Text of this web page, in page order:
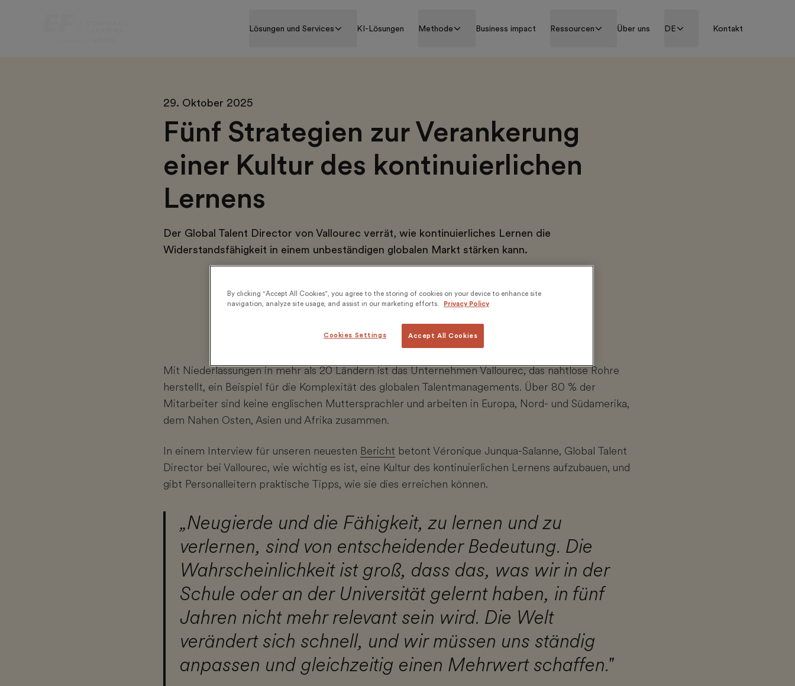
Lösungen und Services KI-Lösungen Methode Business impact Ressourcen Über uns DE Kontakt
29. Oktober 2025
Fünf Strategien zur Verankerung
einer Kultur des kontinuierlichen
Lernens
Der Global Talent Director von Vallourec verrät, wie kontinuierliches Lernen die
Widerstandsfähigkeit in einem unbeständigen globalen Markt stärken kann.
Mit Niederlassungen in mehr als 20 Ländern ist das Unternehmen Vallourec, das nahtlose Rohre
herstellt, ein Beispiel für die Komplexität des globalen Talentmanagements. Über 80 % der
Mitarbeiter sind keine englischen Muttersprachler und arbeiten in Europa, Nord- und Südamerika,
dem Nahen Osten, Asien und Afrika zusammen.
In einem Interview für unseren neuesten Bericht betont Véronique Junqua-Salanne, Global Talent
Director bei Vallourec, wie wichtig es ist, eine Kultur des kontinuierlichen Lernens aufzubauen, und
gibt Personalleitern praktische Tipps, wie sie dies erreichen können.
„Neugierde und die Fähigkeit, zu lernen und zu
verlernen, sind von entscheidender Bedeutung. Die
Wahrscheinlichkeit ist groß, dass das, was wir in der
Schule oder an der Universität gelernt haben, in fünf
Jahren nicht mehr relevant sein wird. Die Welt
verändert sich schnell, und wir müssen uns ständig
anpassen und gleichzeitig einen Mehrwert schaffen."
By clicking “Accept All Cookies”, you agree to the storing of cookies on your device to enhance site
navigation, analyze site usage, and assist in our marketing efforts.
Privacy Policy
Accept All Cookies
Cookies Settings